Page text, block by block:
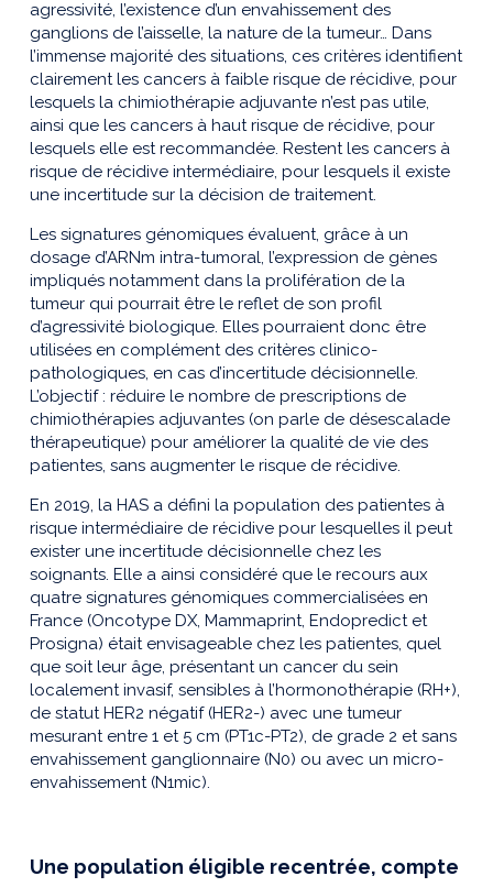
agressivité, l’existence d’un envahissement des
ganglions de l’aisselle, la nature de la tumeur… Dans
l’immense majorité des situations, ces critères identifient
clairement les cancers à faible risque de récidive, pour
lesquels la chimiothérapie adjuvante n’est pas utile,
ainsi que les cancers à haut risque de récidive, pour
lesquels elle est recommandée. Restent les cancers à
risque de récidive intermédiaire, pour lesquels il existe
une incertitude sur la décision de traitement.
Les signatures génomiques évaluent, grâce à un
dosage d’ARNm intra-tumoral, l’expression de gènes
impliqués notamment dans la prolifération de la
tumeur qui pourrait être le reflet de son profil
d’agressivité biologique. Elles pourraient donc être
utilisées en complément des critères clinico-
pathologiques, en cas d’incertitude décisionnelle.
L’objectif : réduire le nombre de prescriptions de
chimiothérapies adjuvantes (on parle de désescalade
thérapeutique) pour améliorer la qualité de vie des
patientes, sans augmenter le risque de récidive.
En 2019, la HAS a défini la population des patientes à
risque intermédiaire de récidive pour lesquelles il peut
exister une incertitude décisionnelle chez les
soignants. Elle a ainsi considéré que le recours aux
quatre signatures génomiques commercialisées en
France (Oncotype DX, Mammaprint, Endopredict et
Prosigna) était envisageable chez les patientes, quel
que soit leur âge, présentant un cancer du sein
localement invasif, sensibles à l’hormonothérapie (RH+),
de statut HER2 négatif (HER2-) avec une tumeur
mesurant entre 1 et 5 cm (PT1c-PT2), de grade 2 et sans
envahissement ganglionnaire (N0) ou avec un micro-
envahissement (N1mic).
Une population éligible recentrée, compte